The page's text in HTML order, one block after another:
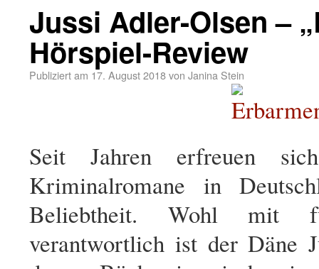
Jussi Adler-Olsen –
Hörspiel-Review
Publiziert am 17. August 2018von Janina Stein
Seit Jahren erfreuen sich
Kriminalromane in
Beliebtheit. Wohl mit
verantwortlich ist der Däne